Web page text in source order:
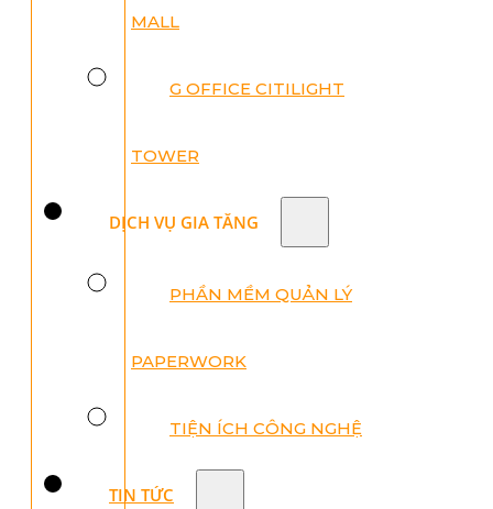
MALL
G OFFICE CITILIGHT
TOWER
DỊCH VỤ GIA TĂNG
PHẦN MỀM QUẢN LÝ
PAPERWORK
TIỆN ÍCH CÔNG NGHỆ
TIN TỨC